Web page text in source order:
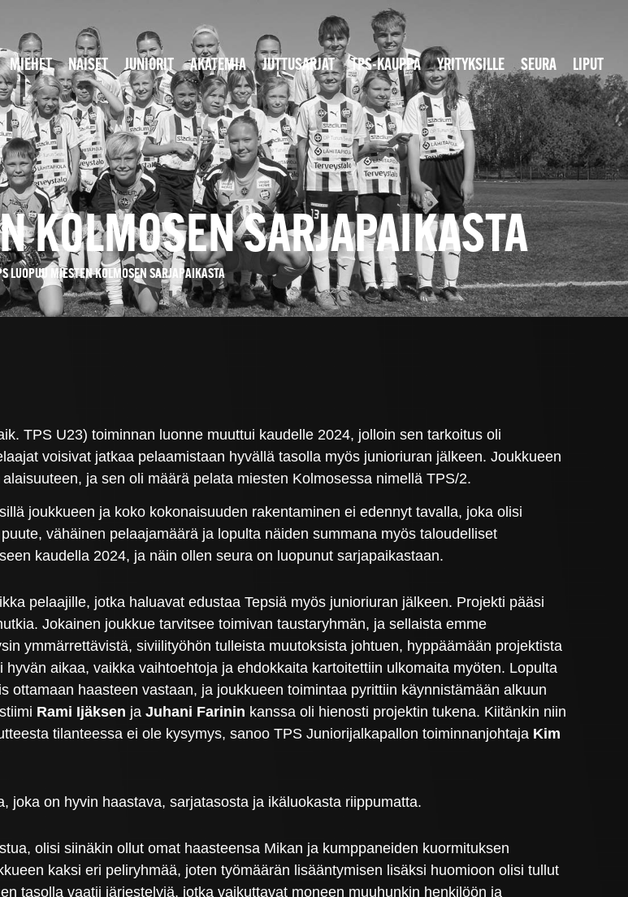
MIEHET NAISET JUNIORIT AKATEMIA JUTTUSARJAT TPS-KAUPPA YRITYKSILLE SEURA LIPUT
KOLMOSEN SARJAPAIKASTA
LUOPUU MIESTEN KOLMOSEN SARJAPAIKASTA
TPS U23) toiminnan luonne muuttui kaudelle 2024, jolloin sen tarkoitus oli
voisivat jatkaa pelaamistaan hyvällä tasolla myös junioriuran jälkeen. Joukkueen
ja sen oli määrä pelata miesten Kolmosessa nimellä TPS/2.
joukkueen ja koko kokonaisuuden rakentaminen ei edennyt tavalla, joka olisi
vähäinen pelaajamäärä ja lopulta näiden summana myös taloudelliset
kaudella 2024, ja näin ollen seura on luopunut sarjapaikastaan.
pelaajille, jotka haluavat edustaa Tepsiä myös junioriuran jälkeen. Projekti pääsi
Jokainen joukkue tarvitsee toimivan taustaryhmän, ja sellaista emme
ymmärrettävistä, siviilityöhön tulleista muutoksista johtuen, hyppäämään projektista
aikaa, vaikka vaihtoehtoja ja ehdokkaita kartoitettiin ulkomaita myöten. Lopulta
ottamaan haasteen vastaan, ja joukkueen toimintaa pyrittiin käynnistämään alkuun
Rami Ijäksen jaJuhani Farinin kanssa oli hienosti projektin tukena. Kiitänkin niin
tilanteessa ei ole kysymys, sanoo TPS Juniorijalkapallon toiminnanjohtaja Kim
joka on hyvin haastava, sarjatasosta ja ikäluokasta riippumatta.
olisi siinäkin ollut omat haasteensa Mikan ja kumppaneiden kuormituksen
kaksi eri peliryhmää, joten työmäärän lisääntymisen lisäksi huomioon olisi tullut
tasolla vaatii järjestelyjä, jotka vaikuttavat moneen muuhunkin henkilöön ja